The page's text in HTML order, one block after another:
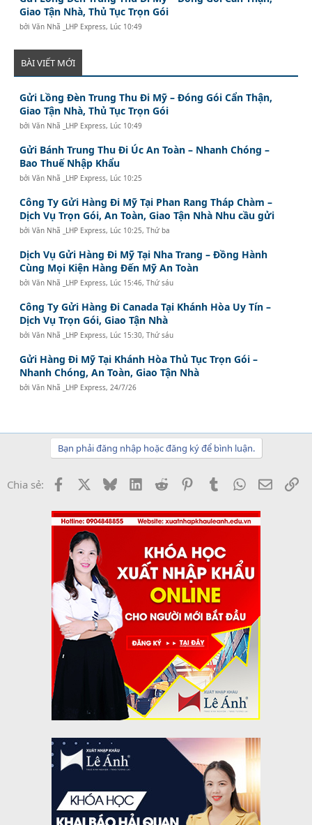
Giao Tận Nhà, Thủ Tục Trọn Gói
bởiVăn Nhã _LHP Express, Lúc 10:49
BÀI VIẾT MỚI
Gửi Lồng Đèn Trung Thu Đi Mỹ – Đóng Gói Cẩn Thận,
Giao Tận Nhà, Thủ Tục Trọn Gói
bởiVăn Nhã _LHP Express, Lúc 10:49
Gửi Bánh Trung Thu Đi Úc An Toàn – Nhanh Chóng –
Bao Thuế Nhập Khẩu
bởiVăn Nhã _LHP Express, Lúc 10:25
Công Ty Gửi Hàng Đi Mỹ Tại Phan Rang Tháp Chàm –
Dịch Vụ Trọn Gói, An Toàn, Giao Tận Nhà Nhu cầu gửi
bởiVăn Nhã _LHP Express, Lúc 10:25, Thứ ba
Dịch Vụ Gửi Hàng Đi Mỹ Tại Nha Trang – Đồng Hành
Cùng Mọi Kiện Hàng Đến Mỹ An Toàn
bởiVăn Nhã _LHP Express, Lúc 15:46, Thứ sáu
Công Ty Gửi Hàng Đi Canada Tại Khánh Hòa Uy Tín –
Dịch Vụ Trọn Gói, Giao Tận Nhà
bởiVăn Nhã _LHP Express, Lúc 15:30, Thứ sáu
Gửi Hàng Đi Mỹ Tại Khánh Hòa Thủ Tục Trọn Gói –
Nhanh Chóng, An Toàn, Giao Tận Nhà
bởiVăn Nhã _LHP Express, 24/7/26
Bạn phải đăng nhập hoặc đăng ký để bình luận.
Chia sẻ: Facebook BlueskyLinkedInReddit PinterestTumblrWhatsApp
Email